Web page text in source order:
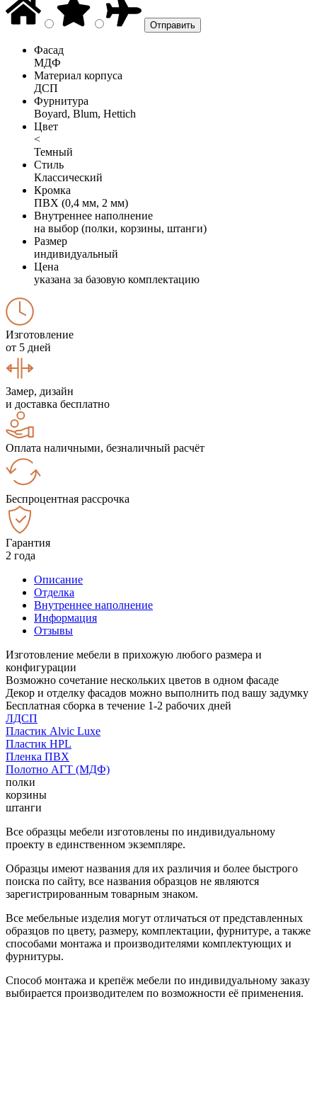
Фасад
МДФ
Материал корпуса
ДСП
Фурнитура
Boyard, Blum, Hettich
Цвет
<
Темный
Стиль
Классический
Кромка
ПВХ (0,4 мм, 2 мм)
Внутреннее наполнение
на выбор (полки, корзины, штанги)
Размер
индивидуальный
Цена
указана за базовую комплектацию
Изготовление
от 5 дней
Замер, дизайн
и доставка бесплатно
Оплата наличными, безналичный расчёт
Беспроцентная рассрочка
Гарантия
2 года
Описание
Отделка
Внутреннее наполнение
Информация
Отзывы
Изготовление мебели в прихожую любого размера и
конфигурации
Возможно сочетание нескольких цветов в одном фасаде
Декор и отделку фасадов можно выполнить под вашу задумку
Бесплатная сборка в течение 1-2 рабочих дней
ЛДСП
Пластик Alvic Luxe
Пластик HPL
Пленка ПВХ
Полотно АГТ (МДФ)
полки
корзины
штанги
Все образцы мебели изготовлены по индивидуальному
проекту в единственном экземпляре.
Образцы имеют названия для их различия и более быстрого
поиска по сайту, все названия образцов не являются
зарегистрированным товарным знаком.
Все мебельные изделия могут отличаться от представленных
образцов по цвету, размеру, комплектации, фурнитуре, а также
способами монтажа и производителями комплектующих и
фурнитуры.
Способ монтажа и крепёж мебели по индивидуальному заказу
выбирается производителем по возможности её применения.